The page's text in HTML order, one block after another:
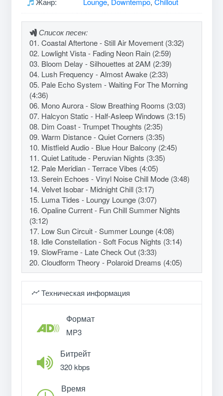
Список песен:
01. Coastal Aftertone - Still Air Movement (3:32)
02. Lowlight Vista - Fading Neon Rain (2:59)
03. Bloom Delay - Silhouettes at 2AM (2:39)
04. Lush Frequency - Almost Awake (2:33)
05. Pale Echo System - Waiting For The Morning
(4:36)
06. Mono Aurora - Slow Breathing Rooms (3:03)
07. Halcyon Static - Half-Asleep Windows (3:15)
08. Dim Coast - Trumpet Thoughts (2:35)
09. Warm Distance - Quiet Corners (3:35)
10. Mistfield Audio - Blue Hour Balcony (2:45)
11. Quiet Latitude - Peruvian Nights (3:35)
12. Pale Meridian - Terrace Vibes (4:05)
13. Serein Echoes - Vinyl Noise Chill Mode (3:48)
14. Velvet Isobar - Midnight Chill (3:17)
15. Luma Tides - Loungy Lounge (3:07)
16. Opaline Current - Fun Chill Summer Nights
(3:12)
17. Low Sun Circuit - Summer Lounge (4:08)
18. Idle Constellation - Soft Focus Nights (3:14)
19. SlowFrame - Late Check Out (3:33)
20. Cloudform Theory - Polaroid Dreams (4:05)
Техническая информация
Формат
MP3
Битрейт
320 kbps
Время